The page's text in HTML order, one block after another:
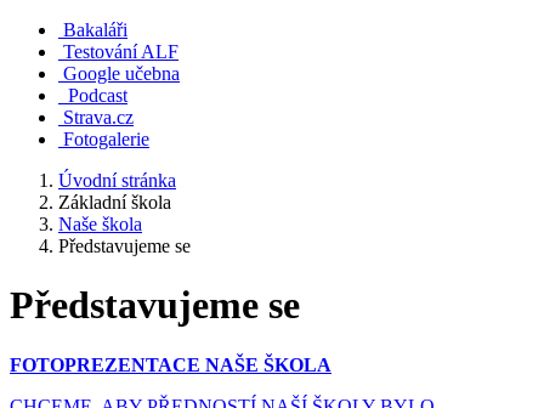
Bakaláři
Testování ALF
Google učebna
Podcast
Strava.cz
Fotogalerie
Úvodní stránka
Základní škola
Naše škola
Představujeme se
Představujeme se
FOTOPREZENTACE NAŠE ŠKOLA